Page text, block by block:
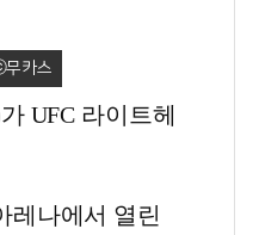
UFC 라이트헤
레나에서 열린